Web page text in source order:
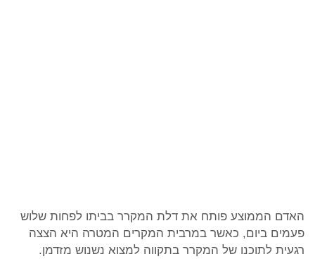
האדם הממוצע פותח את דלת המקרר בביתו לפחות שלוש
פעמים ביום, כאשר במרבית המקרים המטרה היא הצצה
רגעית לתוכנו של המקרר בתקווה למצוא נשנוש מזדמן.